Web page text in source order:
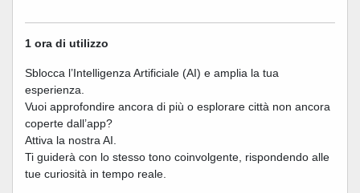
1 ora di utilizzo
Sblocca l’Intelligenza Artificiale (AI) e amplia la tua
esperienza.
Vuoi approfondire ancora di più o esplorare città non ancora
coperte dall’app?
Attiva la nostra AI.
Ti guiderà con lo stesso tono coinvolgente, rispondendo alle
tue curiosità in tempo reale.